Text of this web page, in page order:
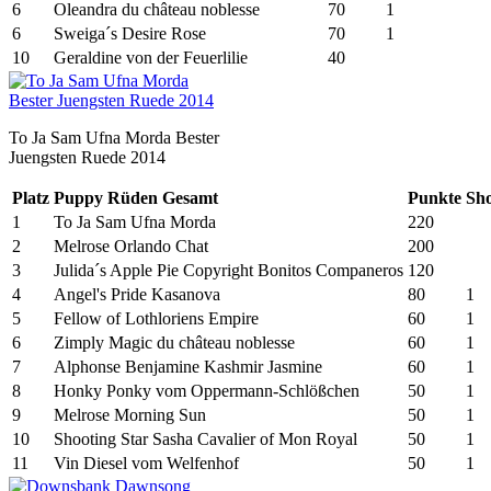
6 Oleandra du château noblesse 70
1
6
Sweiga´s Desire Rose 70
1
10
Geraldine von der Feuerlilie 40
To Ja Sam Ufna Morda Bester
Juengsten Ruede 2014
Platz Puppy Rüden Gesamt Punkte
1
To Ja Sam Ufna Morda
220
2
Melrose Orlando Chat
200
3
Julida´s Apple Pie Copyright Bonitos Companeros 120
4
Angel's Pride Kasanova 80
1
5
Fellow of Lothloriens Empire 60
1
6
Zimply Magic du château noblesse 60
1
7
Alphonse Benjamine Kashmir Jasmine 60
1
8
Honky Ponky vom Oppermann-Schlößchen 50
1
9
Melrose Morning Sun 50
1
10
Shooting Star Sasha Cavalier of Mon Royal 50
1
11
Vin Diesel vom Welfenhof 50 1